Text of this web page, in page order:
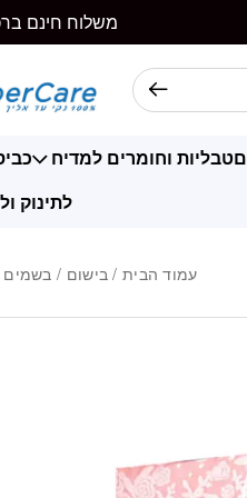
משלוח חינם
טבליות וחומרים למדיח
לתינוק
עמוד הבית/ בישום / בשמים